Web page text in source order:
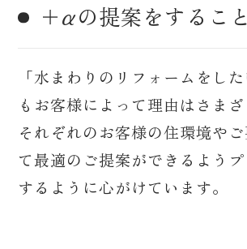
＋αの提案をすること
「水まわりのリフォームをし
もお客様によって理由はさまざ
それぞれのお客様の住環境や
て最適のご提案ができるよう
するように心がけています。